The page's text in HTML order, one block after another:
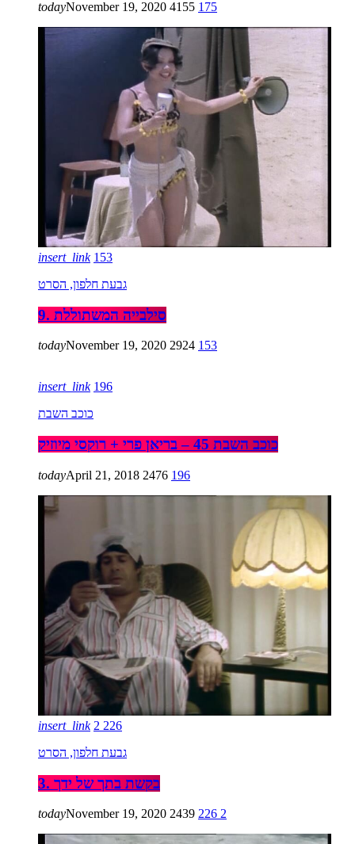
todayNovember 19, 2020 4155 175
insert_link 153
גבעת חלפון, הסרט
9. סילבייה המשתוללת
todayNovember 19, 2020 2924 153
insert_link 196
כוכב השבת
כוכב השבת 45 – בריאן פרי + רוקסי מיוזיק
todayApril 21, 2018 2476 196
insert_link 2 226
גבעת חלפון, הסרט
3. בקשת בתך של ידך
todayNovember 19, 2020 2439 226 2